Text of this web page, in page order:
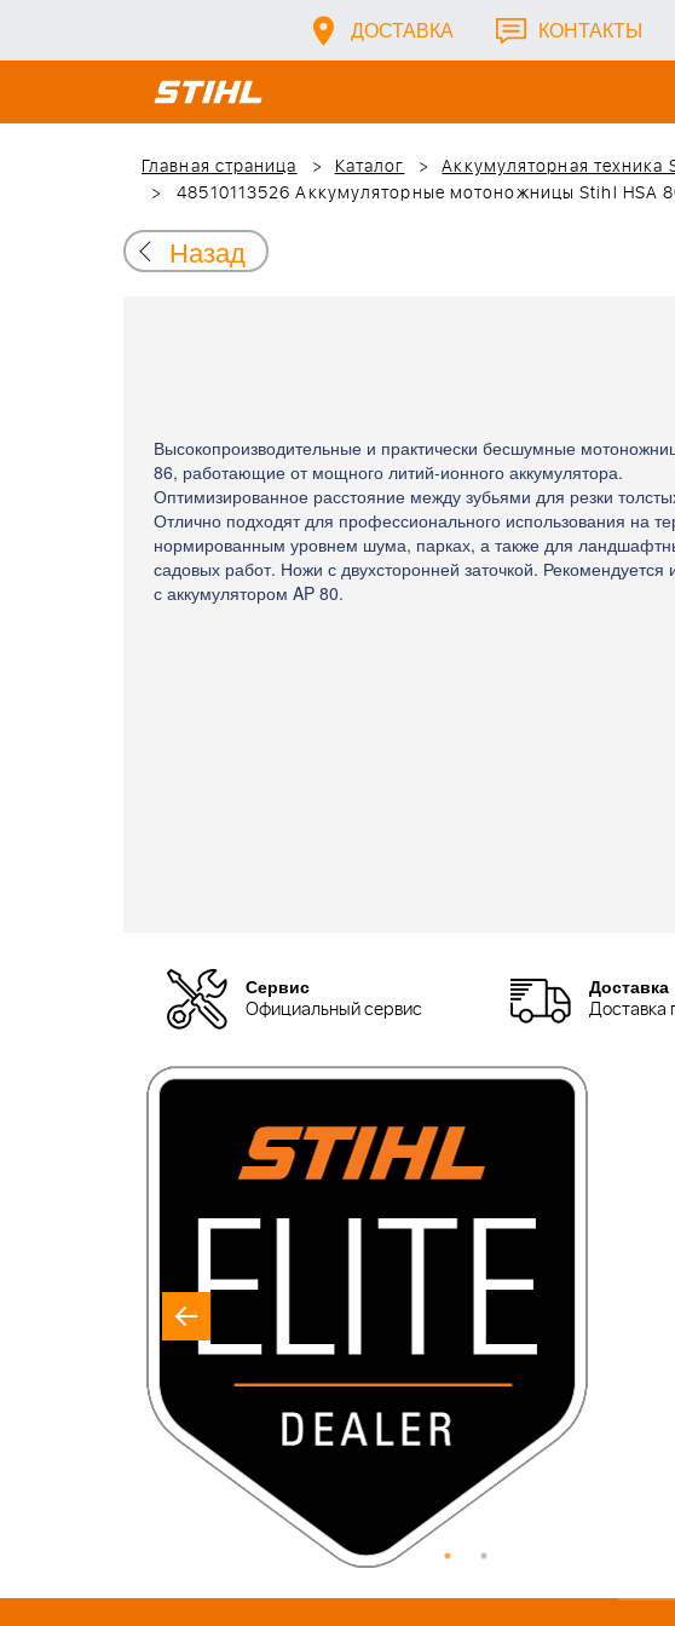
ДОСТАВКА КОНТАКТЫ
Главная страница
Каталог Аккумуляторная техника
48510113526 Аккумуляторные мотоножницы Stihl HSA
Назад
Высокопроизводительные и практически бесшумные
86, работающие от мощного литий-ионного аккумулятора.
Оптимизированное расстояние между зубьями для резки
Отлично подходят для профессионального использования на
нормированным уровнем шума, парках, а также для
садовых работ. Ножи с двухсторонней заточкой. Рекомендуется
с аккумулятором AP 80.
Сервис
Официальный сервис
Доставка
Доставка